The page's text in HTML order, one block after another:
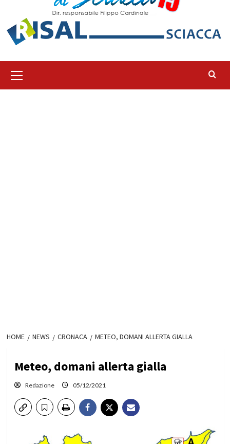
principale
HOME NEWS CRONACA METEO, DOMANI ALLERTA GIALLA
Meteo, domani allerta gialla
Redazione 05/12/2021